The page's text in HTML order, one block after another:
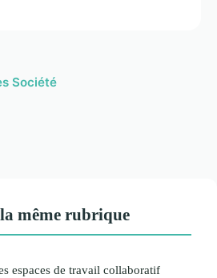
Société
même rubrique
espaces de travail collaboratif